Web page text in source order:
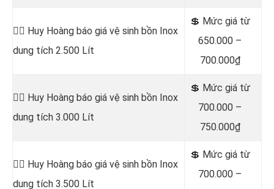
👷‍♂️ Huy Hoàng báo giá vệ sinh bồn Inox
dung tích 2.500 Lít
💲 Mức giá từ
650.000 –
700.000₫
👷‍♂️ Huy Hoàng báo giá vệ sinh bồn Inox
dung tích 3.000 Lít
💲 Mức giá từ
700.000 –
750.000₫
👷‍♂️ Huy Hoàng báo giá vệ sinh bồn Inox
dung tích 3.500 Lít
💲 Mức giá từ
700.000 –